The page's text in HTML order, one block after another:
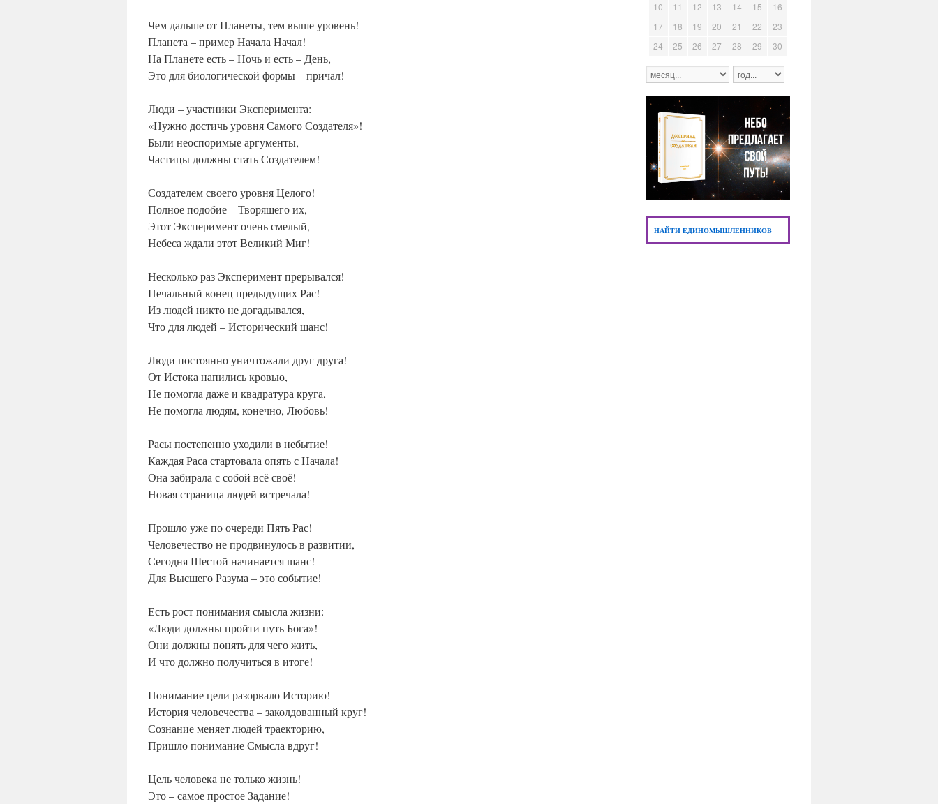
10
11 12 13 14 15
16
17
18 19 20 21 22
23
24
25 26 27 28 29 30
НАЙТИ ЕДИНОМЫШЛЕННИКОВ
Чем дальше от Планеты, тем выше уровень!
Планета – пример Начала Начал!
На Планете есть – Ночь и есть – День,
Это для биологической формы – причал!
Люди – участники Эксперимента:
«Нужно достичь уровня Самого Создателя»!
Были неоспоримые аргументы,
Частицы должны стать Создателем!
Создателем своего уровня Целого!
Полное подобие – Творящего их,
Этот Эксперимент очень смелый,
Небеса ждали этот Великий Миг!
Несколько раз Эксперимент прерывался!
Печальный конец предыдущих Рас!
Из людей никто не догадывался,
Что для людей – Исторический шанс!
Люди постоянно уничтожали друг друга!
От Истока напились кровью,
Не помогла даже и квадратура круга,
Не помогла людям, конечно, Любовь!
Расы постепенно уходили в небытие!
Каждая Раса стартовала опять с Начала!
Она забирала с собой всё своё!
Новая страница людей встречала!
Прошло уже по очереди Пять Рас!
Человечество не продвинулось в развитии,
Сегодня Шестой начинается шанс!
Для Высшего Разума – это событие!
Есть рост понимания смысла жизни:
«Люди должны пройти путь Бога»!
Они должны понять для чего жить,
И что должно получиться в итоге!
Понимание цели разорвало Историю!
История человечества – заколдованный круг!
Сознание меняет людей траекторию,
Пришло понимание Смысла вдруг!
Цель человека не только жизнь!
Это – самое простое Задание!